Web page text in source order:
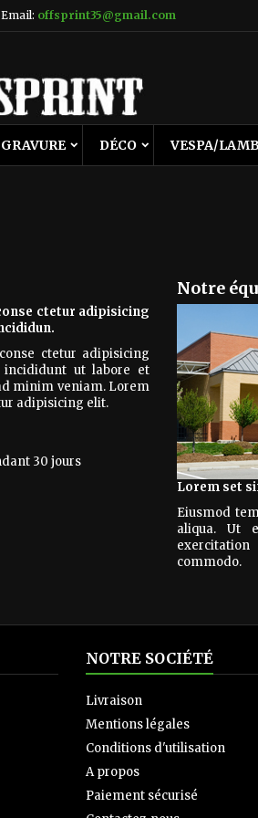
Email: offsprint35@gmail.com
GRAVURE DÉCO VESPA/
ctetur adipisicing
ctetur adipisicing
ut labore et
minim veniam. Lorem
adipisicing elit.
30 jours
Notre
Lorem set
Eiusmod
aliqua. Ut
commodo.
NOTRE SOCIÉTÉ
Livraison
Mentions légales
Conditions d'utilisation
A propos
Paiement sécurisé